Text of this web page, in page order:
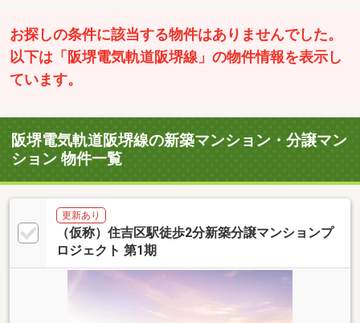
お探しの条件に該当する物件はありませんでした。
以下は「阪堺電気軌道阪堺線」の物件情報を表示し
ています。
阪堺電気軌道阪堺線の新築マンション・分譲マン
ション 物件一覧
更新あり
（仮称）住吉区駅徒歩2分新築分譲マンションプ
ロジェクト 第1期